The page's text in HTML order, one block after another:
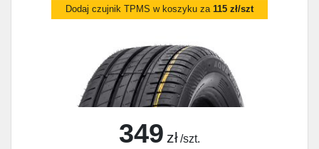
Dodaj czujnik TPMS w koszyku za 115 zł/szt
349 zł /szt.